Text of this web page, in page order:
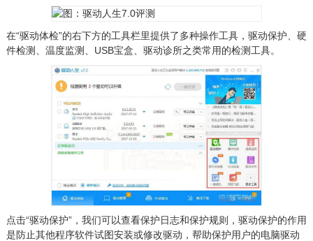
在“驱动体检”的右下方的工具栏里提供了多种操作工具，驱动保护、硬
件检测、温度监测、USB宝盒、驱动诊所之类常用的检测工具。
点击“驱动保护”，我们可以查看保护日志和保护规则，驱动保护的作用
是防止其他程序软件试图安装或修改驱动，帮助保护用户的电脑驱动